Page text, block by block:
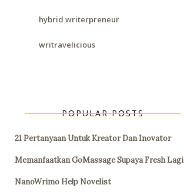
hybrid writerpreneur
writravelicious
POPULAR POSTS
21 Pertanyaan Untuk Kreator Dan Inovator
Memanfaatkan GoMassage Supaya Fresh Lagi
NanoWrimo Help Novelist